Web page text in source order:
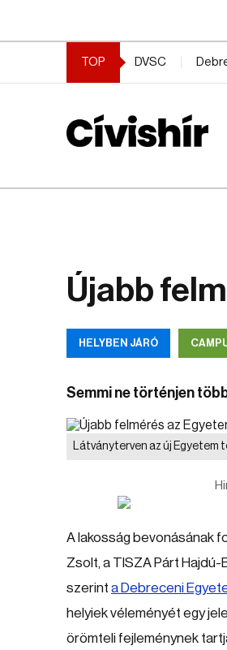
TOP DVSC
Újabb
HELYBEN JÁRÓ
Semmi ne történjen
Látványterven az új Egyetem
A lakosság bevonásának
Zsolt, a TISZA Párt
szerint a Debreceni
helyiek véleményét egy
örömteli fejleménynek